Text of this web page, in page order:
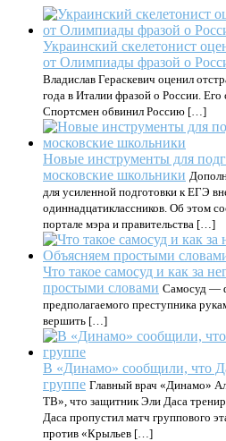
Украинский скелетонист
от Олимпиады фразой о
Владислав Гераскевич оценил
года в Италии фразой о России.
Спортсмен обвинил Россию […]
Новые инструменты для
московские школьники
для усиленной подготовки к ЕГЭ
одиннадцатиклассников. Об этом
портале мэра и правительства […]
Что такое самосуд и как за
простыми словами Самосуд —
предполагаемого преступника
вершить […]
В «Динамо» сообщили, что
группе Главный врач «Динамо»
ТВ», что защитник Эли Даса
Даса пропустил матч группового
против «Крыльев […]